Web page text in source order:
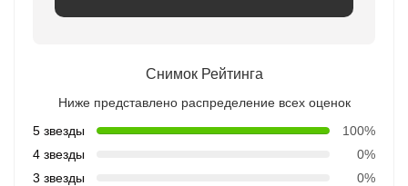
Снимок Рейтинга
Ниже представлено распределение всех оценок
5 звезды
100%
4 звезды
0%
3 звезды
0%